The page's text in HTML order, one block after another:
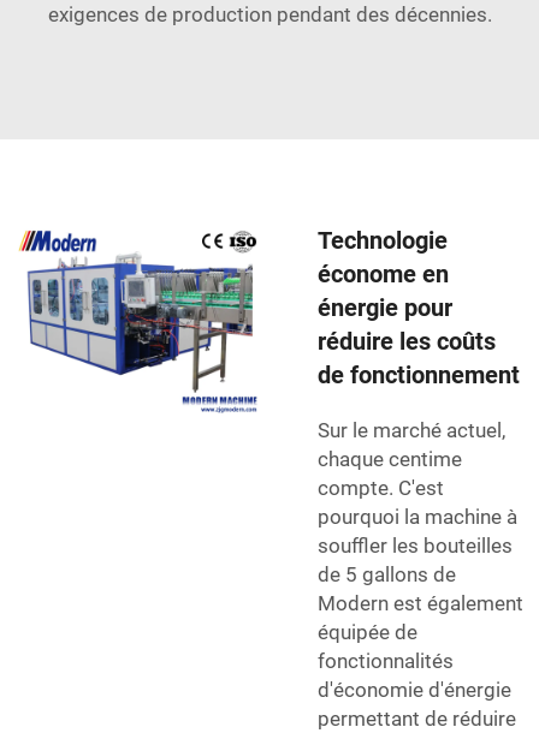
exigences de production pendant des décennies.
Technologie
économe en
énergie pour
réduire les coûts
de fonctionnement
Sur le marché actuel,
chaque centime
compte. C'est
pourquoi la machine à
souffler les bouteilles
de 5 gallons de
Modern est également
équipée de
fonctionnalités
d'économie d'énergie
permettant de réduire